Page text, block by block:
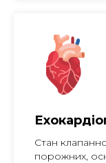
Стан
порожних,